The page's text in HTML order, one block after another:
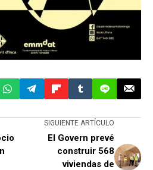
SIGUIENTE ARTÍCULO
El Govern prevé
construir 568
viviendas de